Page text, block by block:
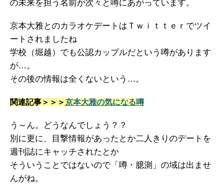
の未来を担う名前が次々と噂にあがっています。
京本大雅とのカラオケデートはＴｗｉｔｔｅｒでツイ
ートされましたね
学校（堀越）でも公認カップルだという噂があります
が…。
その後の情報は全くないという…。
関連記事＞＞＞京本大雅の気になる噂
う～ん。どうなんでしょう？？
別に更に、目撃情報があったとか二人きりのデートを
週刊誌にキャッチされたとか
そういうことではないので「噂・臆測」の域は出ませ
んがね。